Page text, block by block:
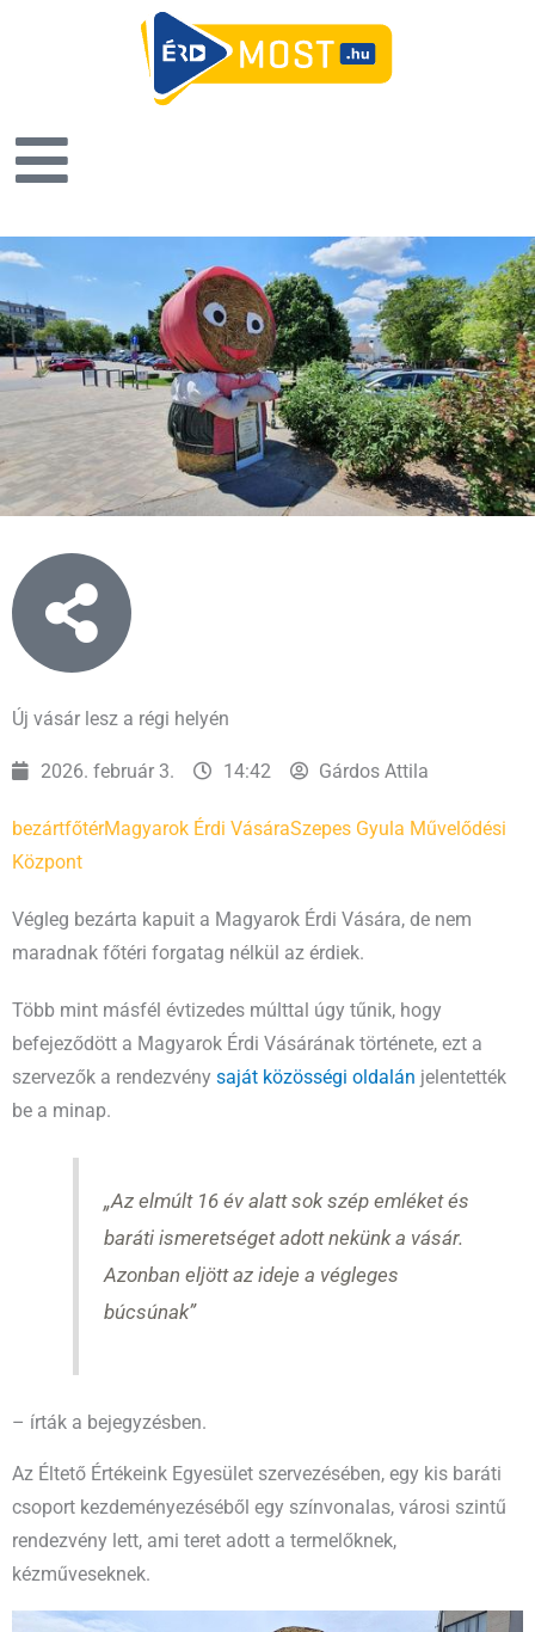
Új vásár lesz a régi helyén
2026. február 3. 14:42 Gárdos Attila
bezártfőtérMagyarok Érdi VásáraSzepes Gyula Művelődési
Központ
Végleg bezárta kapuit a Magyarok Érdi Vására, de nem
maradnak főtéri forgatag nélkül az érdiek.
Több mint másfél évtizedes múlttal úgy tűnik, hogy
befejeződött a Magyarok Érdi Vásárának története, ezt a
szervezők a rendezvény saját közösségi oldalán jelentették
be a minap.
„Az elmúlt 16 év alatt sok szép emléket és
baráti ismeretséget adott nekünk a vásár.
Azonban eljött az ideje a végleges
búcsúnak”
– írták a bejegyzésben.
Az Éltető Értékeink Egyesület szervezésében, egy kis baráti
csoport kezdeményezéséből egy színvonalas, városi szintű
rendezvény lett, ami teret adott a termelőknek,
kézműveseknek.